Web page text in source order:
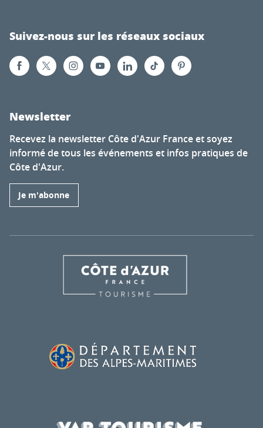
Suivez-nous sur les réseaux sociaux
Newsletter
Recevez la newsletter Côte d'Azur France et soyez
informé de tous les événements et infos pratiques de
Côte d'Azur.
Je m'abonne